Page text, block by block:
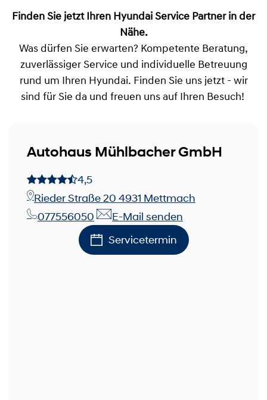
Finden Sie jetzt Ihren Hyundai Service Partner in der
Nähe.
Was dürfen Sie erwarten? Kompetente Beratung,
zuverlässiger Service und individuelle Betreuung
rund um Ihren Hyundai. Finden Sie uns jetzt - wir
sind für Sie da und freuen uns auf Ihren Besuch!
Autohaus Mühlbacher GmbH
4,5
Rieder Straße 20 4931 Mettmach
077556050
E-Mail senden
Servicetermin